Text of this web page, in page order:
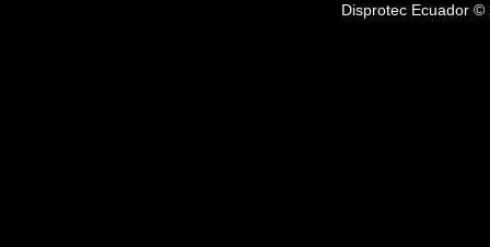
Disprotec Ecuador ©